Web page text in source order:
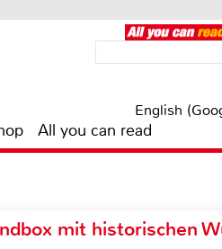
English
All you can read
mit historischen